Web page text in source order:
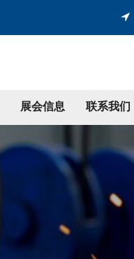
展会信息 联系我们